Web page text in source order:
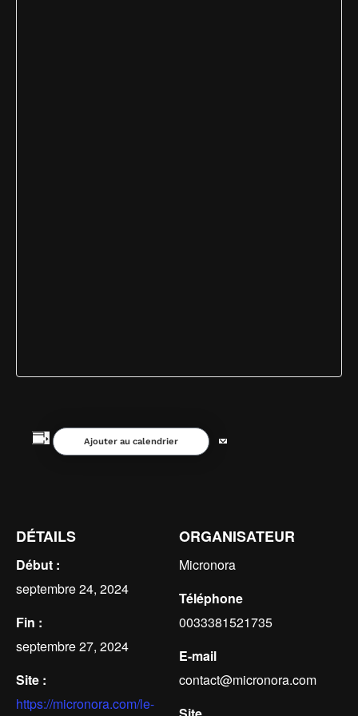
DÉTAILS
Début :
septembre 24, 2024
Fin :
septembre 27, 2024
Site :
https://micronora.com/le-
ORGANISATEUR
Micronora
Téléphone
0033381521735
E-mail
contact@micronora.com
Ajouter au calendrier